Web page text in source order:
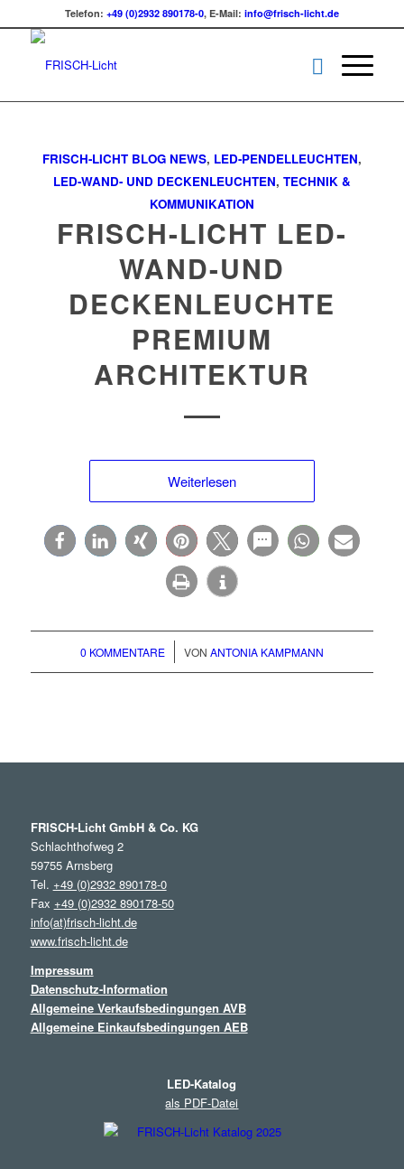
Telefon: +49 (0)2932 890178-0, E-Mail: info@frisch-licht.de
FRISCH-LICHT BLOG NEWS, LED-PENDELLEUCHTEN,
LED-WAND- UND DECKENLEUCHTEN, TECHNIK &
KOMMUNIKATION
FRISCH-LICHT LED-
WAND-UND
DECKENLEUCHTE
PREMIUM
ARCHITEKTUR
Weiterlesen
0 KOMMENTARE
/ VON ANTONIA KAMPMANN
FRISCH-Licht GmbH & Co. KG
Schlachthofweg 2
59755 Arnsberg
Tel. +49 (0)2932 890178-0
Fax +49 (0)2932 890178-50
info(at)frisch-licht.de
www.frisch-licht.de
Impressum
Datenschutz-Information
Allgemeine Verkaufsbedingungen AVB
Allgemeine Einkaufsbedingungen AEB
LED-Katalog
als PDF-Datei